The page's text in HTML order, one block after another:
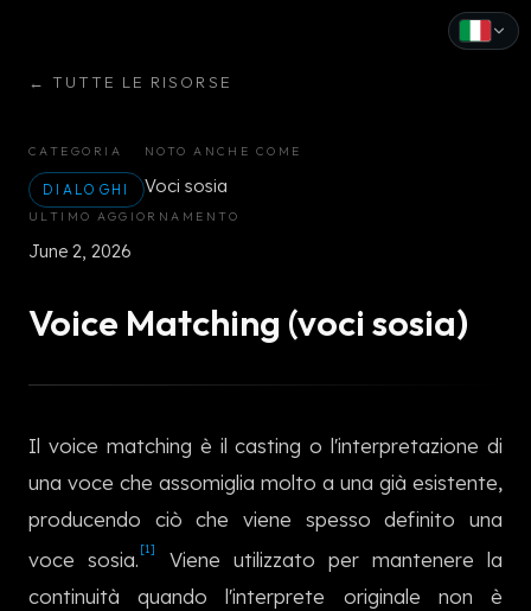
← TUTTE LE RISORSE
CATEGORIA
DIALOGHI
NOTO ANCHE COME
Voci sosia
ULTIMO AGGIORNAMENTO
June 2, 2026
Voice Matching (voci sosia)
Il voice matching è il casting o l'interpretazione di
una voce che assomiglia molto a una già esistente,
producendo ciò che viene spesso definito una
voce sosia. [1]
Viene utilizzato per mantenere la
continuità quando l'interprete originale non è
Português
中文
日本語